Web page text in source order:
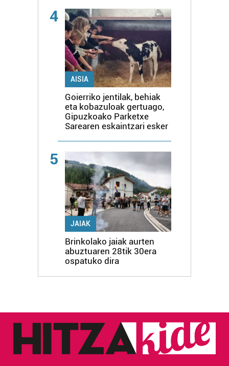
4
AISIA
Goierriko jentilak, behiak
eta kobazuloak gertuago,
Gipuzkoako Parketxe
Sarearen eskaintzari esker
5
JAIAK
Brinkolako jaiak aurten
abuztuaren 28tik 30era
ospatuko dira